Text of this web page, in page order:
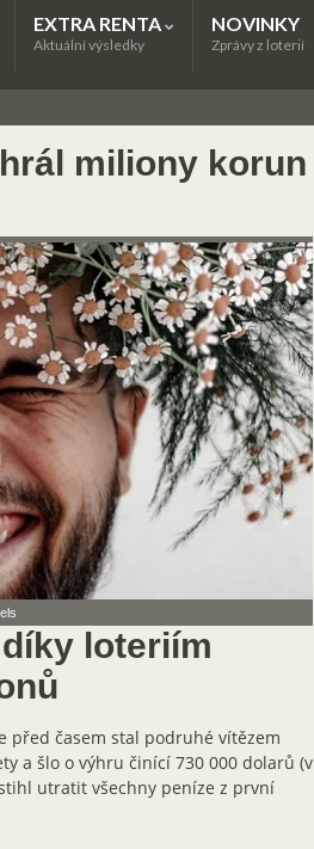
EXTRA RENTA
Aktuální výsledky
NOVINKY
Zprávy z loterií
miliony korun
loteriím
před časem stal podruhé vítězem
a šlo o výhru činící 730 000 dolarů (v
utratit všechny peníze z první